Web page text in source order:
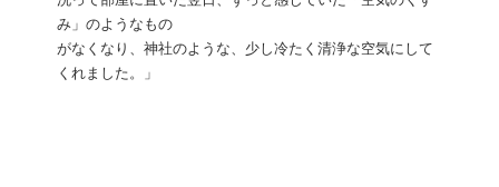
み」のようなもの
がなくなり、神社のような、少し冷たく清浄な空気にして
くれました。」